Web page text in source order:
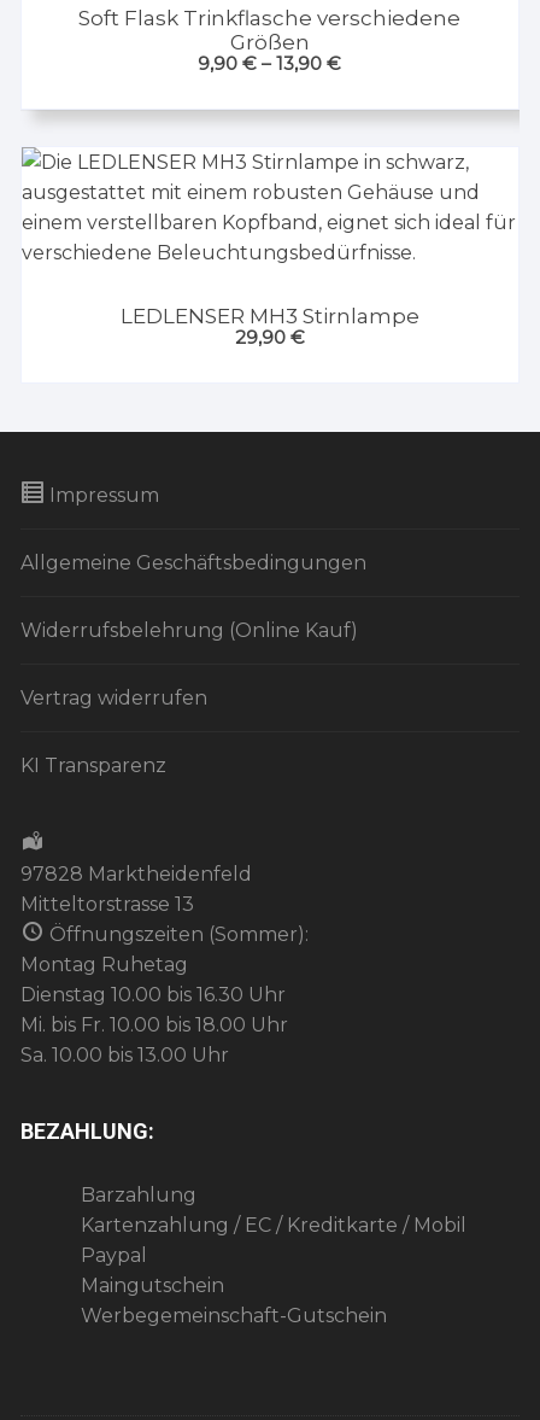
Soft Flask Trinkflasche verschiedene
Größen
9,90€ –13,90€
LEDLENSER MH3 Stirnlampe
29,90 €
Impressum
Allgemeine Geschäftsbedingungen
Widerrufsbelehrung (Online Kauf)
Vertrag widerrufen
KI Transparenz
97828 Marktheidenfeld
Mitteltorstrasse 13
Öffnungszeiten (Sommer):
Montag Ruhetag
Dienstag 10.00 bis 16.30 Uhr
Mi. bis Fr. 10.00 bis 18.00 Uhr
Sa. 10.00 bis 13.00 Uhr
BEZAHLUNG:
Barzahlung
Kartenzahlung / EC / Kreditkarte / Mobil
Paypal
Maingutschein
Werbegemeinschaft-Gutschein